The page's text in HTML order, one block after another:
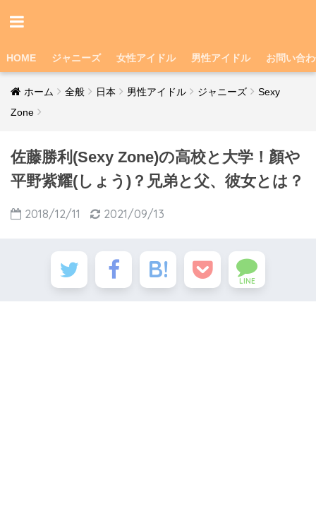
HOME ジャニーズ 女性アイドル 男性アイドル お問い合
ホーム 全般 日本 男性アイドル ジャニーズ
Sexy
Zone
佐藤勝利(Sexy Zone)の高校と大学！顏や
平野紫耀(しょう)？兄弟と父、彼女とは？
2018/12/11 2021/09/13
LINE